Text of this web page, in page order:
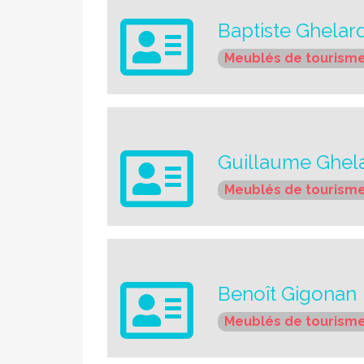
Baptiste
Meublés de
Guillaume
Meublés de
Benoît Gigonan
Meublés de